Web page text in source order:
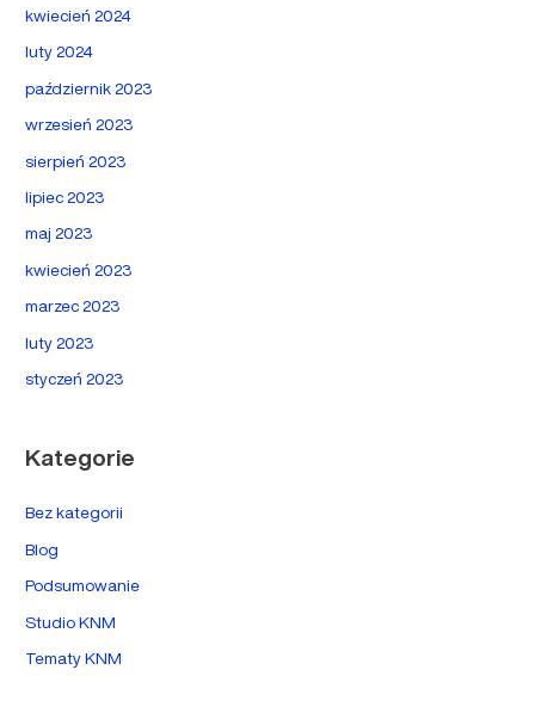
kwiecień 2024
luty 2024
październik 2023
wrzesień 2023
sierpień 2023
lipiec 2023
maj 2023
kwiecień 2023
marzec 2023
luty 2023
styczeń 2023
Kategorie
Bez kategorii
Blog
Podsumowanie
Studio KNM
Tematy KNM